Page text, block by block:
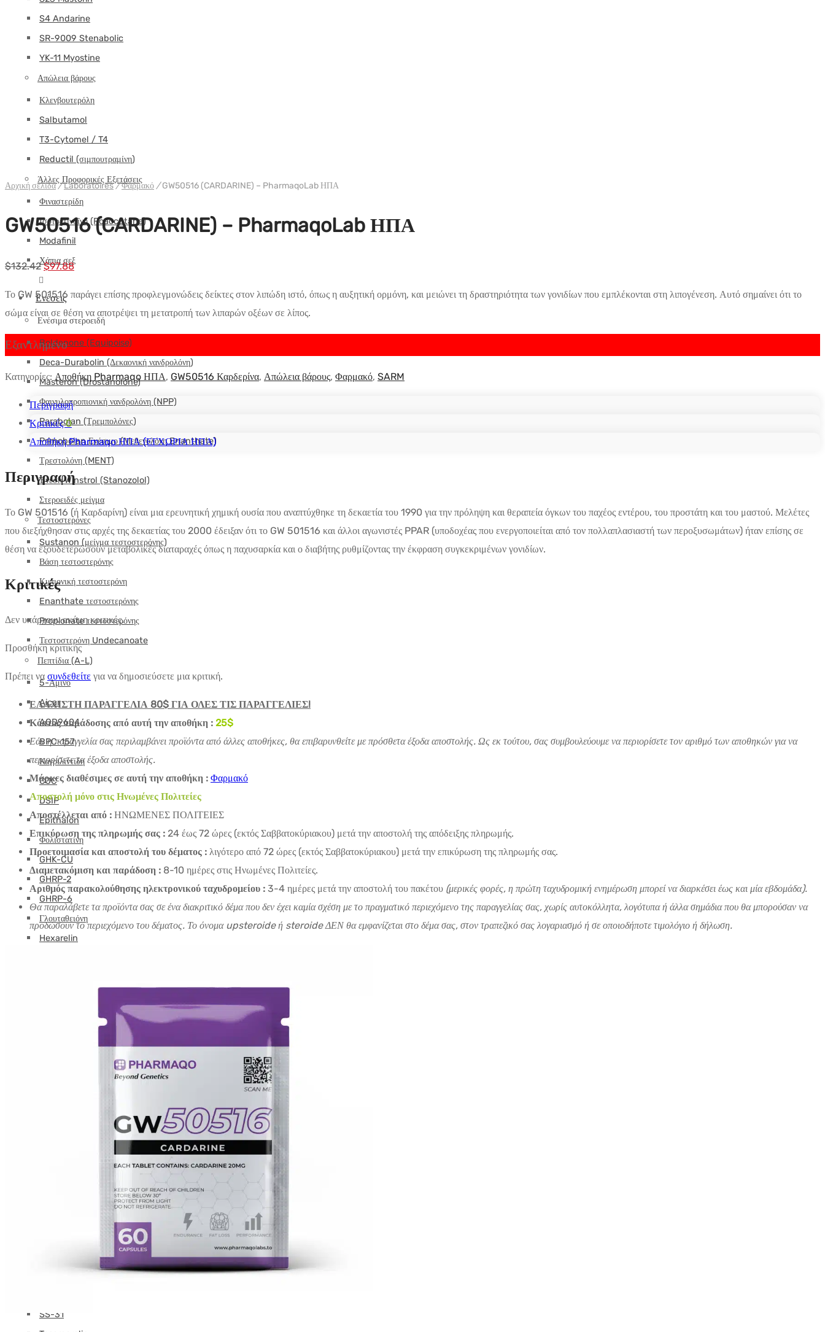
S4 Andarine
SR-9009 Stenabolic
YK-11 Myostine
Απώλεια βάρους
Κλενβουτερόλη
Salbutamol
T3-Cytomel / T4
Reductil (σιμπουτραμίνη)
Άλλες Προφορικές Εξετάσεις
Φιναστερίδη
Ισοτρετινοΐνη (Roaccutane)
Modafinil
Χάπια σεξ
Ενέσεις
Ενέσιμα στεροειδή
Boldenone (Equipoise)
Deca-Durabolin (Δεκαονική νανδρολόνη)
Masteron (Drostanolone)
Φαινυλοπροπιονική νανδρολόνη (NPP)
Parabolan (Τρεμπολόνες)
Primobolan Ενέσιμο (Μεθενολόνη Enanthate)
Τρεστολόνη (MENT)
Ένεση Winstrol (Stanozolol)
Στεροειδές μείγμα
Τεστοστερόνες
Sustanon (μείγμα τεστοστερόνης)
Βάση τεστοστερόνης
Κυπιονική τεστοστερόνη
Enanthate τεστοστερόνης
Propionate τεστοστερόνης
Τεστοστερόνη Undecanoate
Πεπτίδια (A-L)
5-Αμινο
Aicar
AOD9604
BPC-157
Καγριλιντίδη
CJC
DSIP
Epithalon
Φολιστατίνη
GHK-CU
GHRP-2
GHRP-6
Γλουταθειόνη
Hexarelin
Λεβοκαρνιτίνη (L-καρνιτίνη)
SS-31
Αρχική σελίδα/Laboratoires/Φαρμακό /GW50516 (CARDARINE) – PharmaqoLab ΗΠΑ
GW50516 (CARDARINE) – PharmaqoLab ΗΠΑ
$132.42Αρχική
$132.42.
$97.88Η
τιμή
είναι:
$97.88.
Το GW 501516 παράγει επίσης προφλεγμονώδεις δείκτες στον λιπώδη ιστό, όπως η αυξητική ορμόνη, και μειώνει τη δραστηριότητα των γονιδίων που εμπλέκονται στη λιπογένεση. Αυτό σημαίνει ότι το
σώμα είναι σε θέση να αποτρέψει τη μετατροπή των λιπαρών οξέων σε λίπος.
Εξαντλημένο
Κατηγορίες: Αποθήκη Pharmaqo ΗΠΑ, GW50516 Καρδερίνα, Απώλεια βάρους, Φαρμακό, SARM
Περιγραφή
Κριτικές0
Αποθήκη Pharmaqo ΗΠΑ (ΕΓΧΩΡΙΑ ΗΠΑ)
Περιγραφή
Το GW 501516 (ή Καρδαρίνη) είναι μια ερευνητική χημική ουσία που αναπτύχθηκε τη δεκαετία του 1990 για την πρόληψη και θεραπεία όγκων του παχέος εντέρου, του προστάτη και του μαστού. Μελέτες
που διεξήχθησαν στις αρχές της δεκαετίας του 2000 έδειξαν ότι το GW 501516 και άλλοι αγωνιστές PPAR (υποδοχέας που ενεργοποιείται από τον πολλαπλασιαστή των περοξυσωμάτων) ήταν επίσης σε
θέση να εξουδετερώσουν μεταβολικές διαταραχές όπως η παχυσαρκία και ο διαβήτης ρυθμίζοντας την έκφραση συγκεκριμένων γονιδίων.
Κριτικές
Δεν υπάρχουν ακόμη κριτικές.
Προσθήκη κριτικής
Πρέπει να συνδεθείτε για να δημοσιεύσετε μια κριτική.
ΕΛΑΧΙΣΤΗ ΠΑΡΑΓΓΕΛΙΑ 80$ ΓΙΑ ΟΛΕΣ ΤΙΣ ΠΑΡΑΓΓΕΛΙΕΣ!
Κόστος παράδοσης από αυτή την αποθήκη : 25$
Εάν η παραγγελία σας περιλαμβάνει προϊόντα από άλλες αποθήκες, θα επιβαρυνθείτε με πρόσθετα έξοδα αποστολής. Ως εκ τούτου, σας συμβουλεύουμε να περιορίσετε τον αριθμό των αποθηκών για να
περιορίσετε τα έξοδα αποστολής.
Μάρκες διαθέσιμες σε αυτή την αποθήκη : Φαρμακό
Αποστολή μόνο στις Ηνωμένες Πολιτείες
Αποστέλλεται από : ΗΝΩΜΕΝΕΣ ΠΟΛΙΤΕΙΕΣ
Επικύρωση της πληρωμής σας : 24 έως 72 ώρες (εκτός Σαββατοκύριακου) μετά την αποστολή της απόδειξης πληρωμής.
Προετοιμασία και αποστολή του δέματος : λιγότερο από 72 ώρες (εκτός Σαββατοκύριακου) μετά την επικύρωση της πληρωμής σας.
Διαμετακόμιση και παράδοση : 8-10 ημέρες στις Ηνωμένες Πολιτείες.
Αριθμός παρακολούθησης ηλεκτρονικού ταχυδρομείου : 3-4 ημέρες μετά την αποστολή του πακέτου (μερικές φορές, η πρώτη ταχυδρομική ενημέρωση μπορεί να διαρκέσει έως και μία εβδομάδα).
Θα παραλάβετε τα προϊόντα σας σε ένα διακριτικό δέμα που δεν έχει καμία σχέση με το πραγματικό περιεχόμενο της παραγγελίας σας, χωρίς αυτοκόλλητα, λογότυπα ή άλλα σημάδια που θα μπορούσαν να
προδώσουν το περιεχόμενο του δέματος. Το όνομα upsteroide ή steroide ΔΕΝ θα εμφανίζεται στο δέμα σας, στον τραπεζικό σας λογαριασμό ή σε οποιοδήποτε τιμολόγιο ή δήλωση.